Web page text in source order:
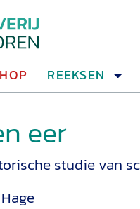
REEKSEN
eer
studie van